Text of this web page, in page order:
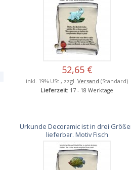
52,65 €
inkl. 19% USt., zzgl.Versand (Standard)
Lieferzeit: 17 - 18 Werktage
Urkunde Decoramic ist in drei
lieferbar. Motiv Fisch